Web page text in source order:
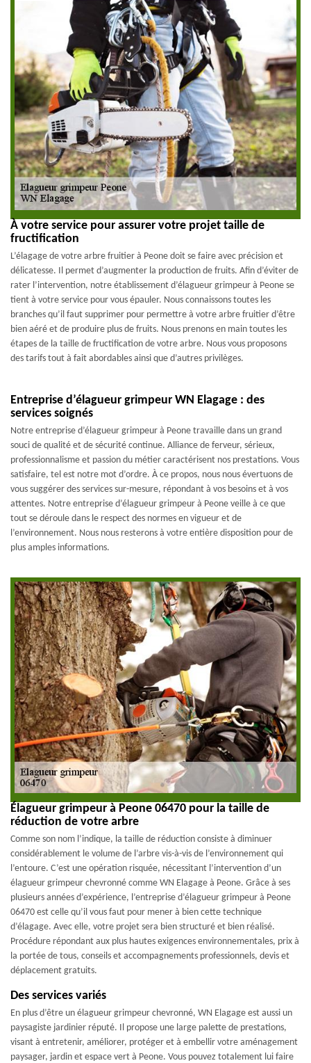
À votre service pour assurer votre projet taille de
fructification
L’élagage de votre arbre fruitier à Peone doit se faire avec précision et
délicatesse. Il permet d’augmenter la production de fruits. Afin d’éviter de
rater l’intervention, notre établissement d’élagueur grimpeur à Peone se
tient à votre service pour vous épauler. Nous connaissons toutes les
branches qu’il faut supprimer pour permettre à votre arbre fruitier d’être
bien aéré et de produire plus de fruits. Nous prenons en main toutes les
étapes de la taille de fructification de votre arbre. Nous vous proposons
des tarifs tout à fait abordables ainsi que d’autres privilèges.
Entreprise d’élagueur grimpeur WN Elagage : des
services soignés
Notre entreprise d’élagueur grimpeur à Peone travaille dans un grand
souci de qualité et de sécurité continue. Alliance de ferveur, sérieux,
professionnalisme et passion du métier caractérisent nos prestations. Vous
satisfaire, tel est notre mot d’ordre. À ce propos, nous nous évertuons de
vous suggérer des services sur-mesure, répondant à vos besoins et à vos
attentes. Notre entreprise d’élagueur grimpeur à Peone veille à ce que
tout se déroule dans le respect des normes en vigueur et de
l’environnement. Nous nous resterons à votre entière disposition pour de
plus amples informations.
Élagueur grimpeur à Peone 06470 pour la taille de
réduction de votre arbre
Comme son nom l’indique, la taille de réduction consiste à diminuer
considérablement le volume de l’arbre vis-à-vis de l’environnement qui
l’entoure. C’est une opération risquée, nécessitant l’intervention d’un
élagueur grimpeur chevronné comme WN Elagage à Peone. Grâce à ses
plusieurs années d’expérience, l’entreprise d’élagueur grimpeur à Peone
06470 est celle qu’il vous faut pour mener à bien cette technique
d’élagage. Avec elle, votre projet sera bien structuré et bien réalisé.
Procédure répondant aux plus hautes exigences environnementales, prix à
la portée de tous, conseils et accompagnements professionnels, devis et
déplacement gratuits.
Des services variés
En plus d’être un élagueur grimpeur chevronné, WN Elagage est aussi un
paysagiste jardinier réputé. Il propose une large palette de prestations,
visant à entretenir, améliorer, protéger et à embellir votre aménagement
paysager, jardin et espace vert à Peone. Vous pouvez totalement lui faire